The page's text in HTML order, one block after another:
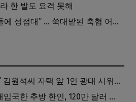
한 발도 요격 못해
[충격] “외국인 심판들에 성접대” … 쑥대밭된 축협 어디까지 추락하나
[화제] “내 돈 갚아라” 김원석씨 자택 앞 1인 광대 시위 … 한인 투자사, “108만 달러 못받아”
위조여권으로 미국 재입국한 추방 한인, 120만 달러 은행 사기 행각